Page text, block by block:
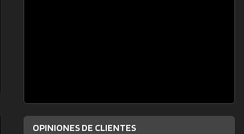
OPINIONES DE CLIENTES